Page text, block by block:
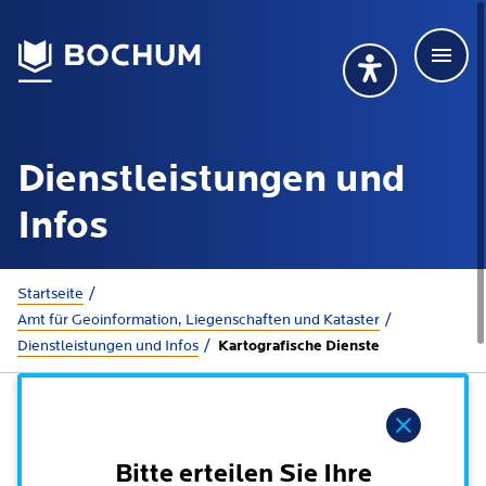
Übersetzung
Deutsch
Dienstleistungen und
Infos
Startseite
Amt für Geoinformation, Liegenschaften und Kataster
Dienstleistungen und Infos
Kartografische Dienste
Bitte erteilen Sie Ihre
Übersetzung wählen (öffnet sich in Google
Deutsch
Rathaus
Online-Dienste - Serviceportal